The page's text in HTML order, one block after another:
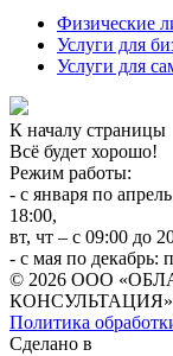
Физические
Услуги для
Услуги для
К началу страницы
Всё будет хорошо!
Режим работы:
- с января по
18:00,
вт, чт – с 09:00 до
- с мая по декабрь:
© 2026 ООО
КОНСУЛЬТАЦИЯ»
Политика
Сделано в